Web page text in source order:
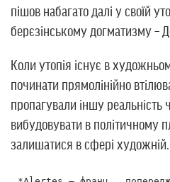
пішов набагато далі у своїй
берєзінському догматизму –
Коли утопія існує в
починати прямолінійно
пропагували іншу
вибудовувати в політичному
залишатися в сфері художній.